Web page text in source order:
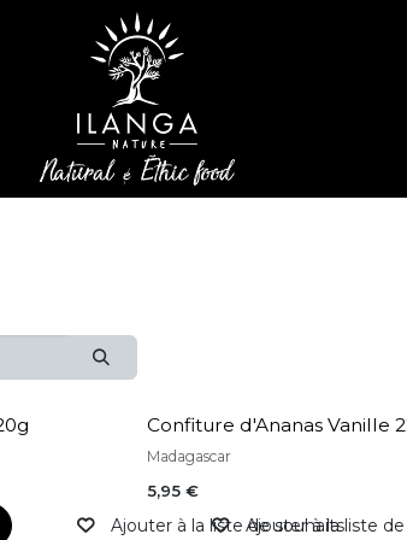
Ajouter à la liste de souhaits
Confiture d'Ananas Vanille
Madagascar
5,95€
Ajouter à la liste